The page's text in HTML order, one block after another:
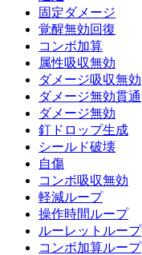
固定ダメージ
覚醒無効回復
コンボ加算
属性吸収無効
ダメージ吸収無効
ダメージ無効貫通
ダメージ無効
釘ドロップ生成
シールド破壊
自傷
コンボ吸収無効
軽減ループ
操作時間ループ
ルーレットループ
コンボ加算ループ